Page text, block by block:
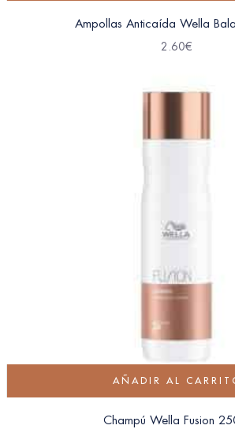
Ampollas Anticaída Wella
2.60€
AÑADIR AL
Champú Wella Fusion